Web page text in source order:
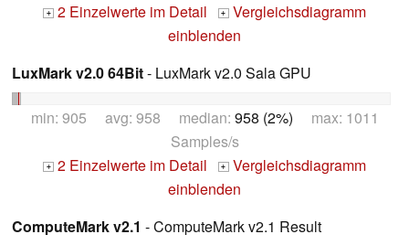
+ 2 Einzelwerte im Detail + Vergleichsdiagramm
einblenden
LuxMark v2.0 64Bit- LuxMark v2.0 Sala GPU
min: 905 avg: 958 median: 958 (2%) max: 1011
Samples/s
+ 2 Einzelwerte im Detail + Vergleichsdiagramm
einblenden
ComputeMark v2.1 - ComputeMark v2.1 Result